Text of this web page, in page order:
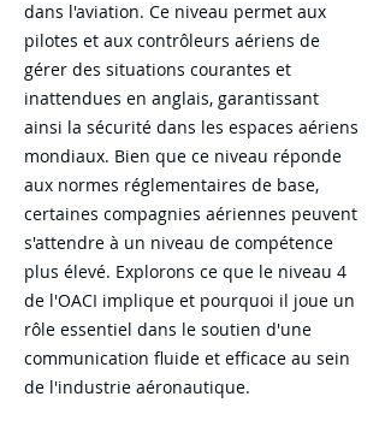
dans l'aviation. Ce niveau permet aux
pilotes et aux contrôleurs aériens de
gérer des situations courantes et
inattendues en anglais, garantissant
ainsi la sécurité dans les espaces aériens
mondiaux. Bien que ce niveau réponde
aux normes réglementaires de base,
certaines compagnies aériennes peuvent
s'attendre à un niveau de compétence
plus élevé. Explorons ce que le niveau 4
de l'OACI implique et pourquoi il joue un
rôle essentiel dans le soutien d'une
communication fluide et efficace au sein
de l'industrie aéronautique.